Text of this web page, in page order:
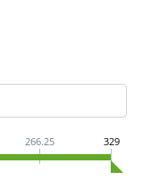
266.25 329